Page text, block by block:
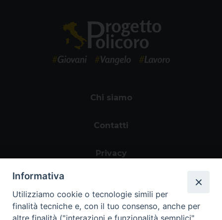
Chi siamo
Contatti
Privacy
Informativa
Utilizziamo cookie o tecnologie simili per
finalità tecniche e, con il tuo consenso, anche per